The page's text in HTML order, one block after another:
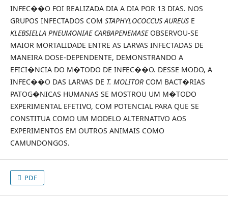
INFEC��O FOI REALIZADA DIA A DIA POR 13 DIAS. NOS
GRUPOS INFECTADOS COM STAPHYLOCOCCUS AUREUSE
KLEBSIELLA PNEUMONIAE CARBAPENEMASEOBSERVOU-SE
MAIOR MORTALIDADE ENTRE AS LARVAS INFECTADAS DE
MANEIRA DOSE-DEPENDENTE, DEMONSTRANDO A
EFICI�NCIA DO M�TODO DE INFEC��O. DESSE MODO, A
INFEC��O DAS LARVAS DE T. MOLITORCOM BACT�RIAS
PATOG�NICAS HUMANAS SE MOSTROU UM M�TODO
EXPERIMENTAL EFETIVO, COM POTENCIAL PARA QUE SE
CONSTITUA COMO UM MODELO ALTERNATIVO AOS
EXPERIMENTOS EM OUTROS ANIMAIS COMO
CAMUNDONGOS.
PDF